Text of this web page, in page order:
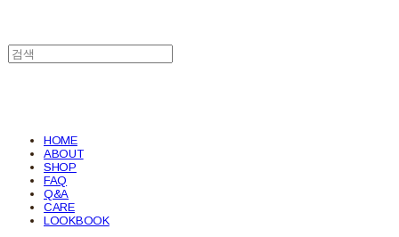
HOME
ABOUT
SHOP
FAQ
Q&A
CARE
LOOKBOOK